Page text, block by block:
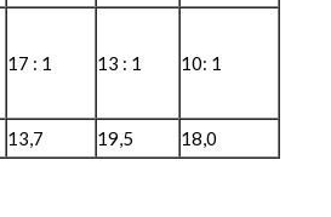
17 : 1 13 : 1 10: 1
13,7 19,5 18,0